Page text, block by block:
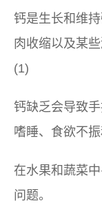
钙是生长和维
肉收缩以及某
(1)
钙缺乏会导致
嗜睡、食欲不
在水果和蔬菜
问题。